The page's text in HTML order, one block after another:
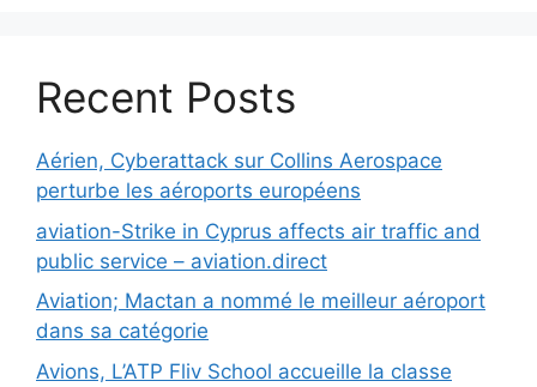
Recent Posts
Aérien, Cyberattack sur Collins Aerospace
perturbe les aéroports européens
aviation-Strike in Cyprus affects air traffic and
public service – aviation.direct
Aviation; Mactan a nommé le meilleur aéroport
dans sa catégorie
Avions, L’ATP Fliv School accueille la classe